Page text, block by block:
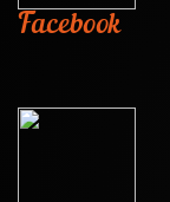
Facebook